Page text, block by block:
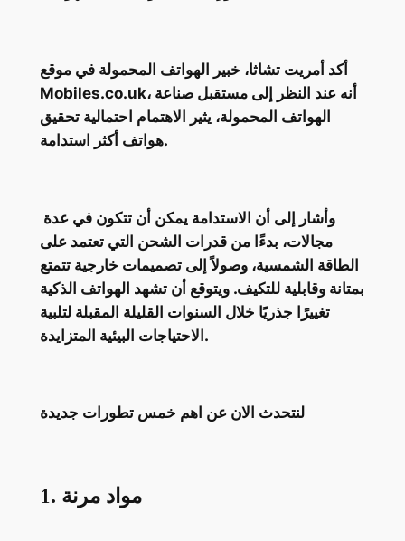
أكد أمريت تشاثا، خبير الهواتف المحمولة في موقع
Mobiles.co.uk، أنه عند النظر إلى مستقبل صناعة
الهواتف المحمولة، يثير الاهتمام احتمالية تحقيق
هواتف أكثر استدامة.
مجالات، بدءًا من قدرات الشحن التي تعتمد على
الطاقة الشمسية، وصولاً إلى تصميمات خارجية تتمتع
بمتانة وقابلية للتكيف. ويتوقع أن تشهد الهواتف الذكية
تغييرًا جذريًا خلال السنوات القليلة المقبلة لتلبية
الاحتياجات البيئية المتزايدة.
لنتحدث الان عن اهم خمس تطورات جديدة
1. مواد مرنة